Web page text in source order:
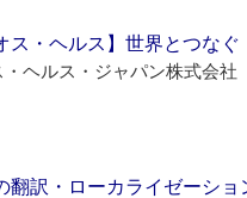
ス・ヘルス】世界とつな
ヘルス・ジャパン株式会社
翻訳・ローカライゼーシ